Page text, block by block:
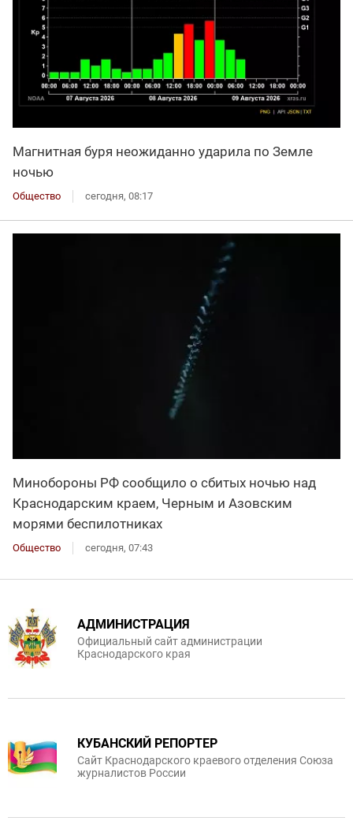
Магнитная буря неожиданно ударила по Земле
ночью
Общество сегодня, 08:17
Минобороны РФ сообщило о сбитых ночью над
Краснодарским краем, Черным и Азовским
морями беспилотниках
Общество сегодня, 07:43
АДМИНИСТРАЦИЯ
Официальный сайт администрации
Краснодарского края
КУБАНСКИЙ РЕПОРТЕР
Сайт Краснодарского краевого отделения Союза
журналистов России